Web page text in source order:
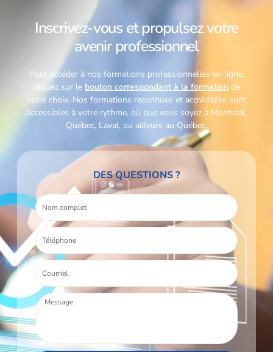
Inscrivez-vous et propulsez votre
avenir professionnel
Pour accéder à nos formations professionnelles en ligne,
cliquez sur le bouton correspondant à la formation de
votre choix. Nos formations reconnues et accréditées sont
accessibles à votre rythme, où que vous soyez à Montréal,
Québec, Laval, ou ailleurs au Québec.
DES QUESTIONS ?